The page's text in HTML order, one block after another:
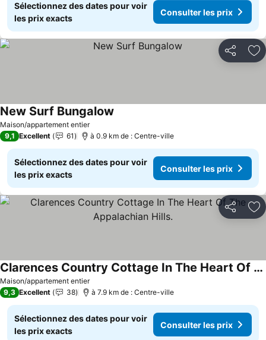
Sélectionnez des dates pour voir
les prix exacts
Consulter les prix
Partager
Maison/appartement entier
New Surf Bungalow
9,1 Excellent 61 à 0.9 km de : Centre-ville
Sélectionnez des dates pour voir
les prix exacts
Consulter les prix
Partager
Maison/appartement entier
Clarences Country Cottage In The Heart Of The Appalachian Hills.
Consulter les prix
9,3 Excellent 38 à 7.9 km de : Centre-ville
Sélectionnez des dates pour voir
les prix exacts
Consulter les prix